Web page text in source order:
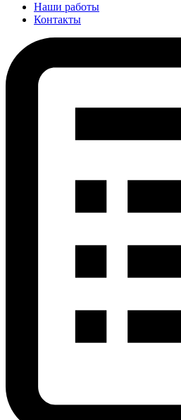
Наши работы
Контакты